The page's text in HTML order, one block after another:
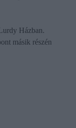
Házban.
másik részén